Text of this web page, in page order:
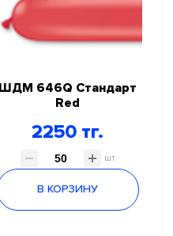
ШДМ 646Q Стандарт
Red
2250 тг.
шт
В КОРЗИНУ